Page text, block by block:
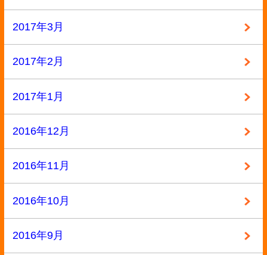
2015年8月
2015年7月
2015年6月
2015年5月
2015年4月
2015年1月
2014年12月